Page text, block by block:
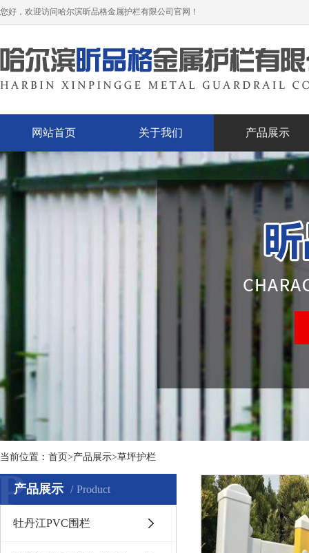
您好，欢迎访问哈尔滨昕品格金属护栏有限公司官网！
网站首页 关于我们 产品展示
当前位置： 首页>产品展示>草坪护栏
产品展示 Product
牡丹江PVC围栏